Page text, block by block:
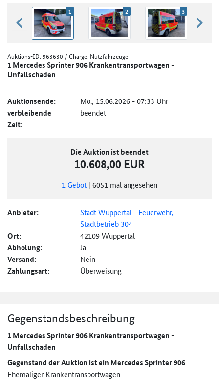
zurück blättern
1 2 3
Auktions-ID:963630 / Charge: Nutzfahrzeuge
1 Mercedes Sprinter 906 Krankentransportwagen -
Unfallschaden
Auktionsende: Mo., 15.06.2026 - 07:33 Uhr
verbleibende
Zeit:
beendet
Die Auktion ist beendet
10.608,00 EUR
1 Gebot | 6051 mal angesehen
Anbieter:
Stadt Wuppertal - Feuerwehr,
Stadtbetrieb 304
Ort: 42109 Wuppertal
Abholung: Ja
Versand: Nein
Zahlungsart: Überweisung
Gegenstandsbeschreibung
1 Mercedes Sprinter 906 Krankentransportwagen -
Unfallschaden
Gegenstand der Auktion ist ein Mercedes Sprinter 906
Ehemaliger Krankentransportwagen